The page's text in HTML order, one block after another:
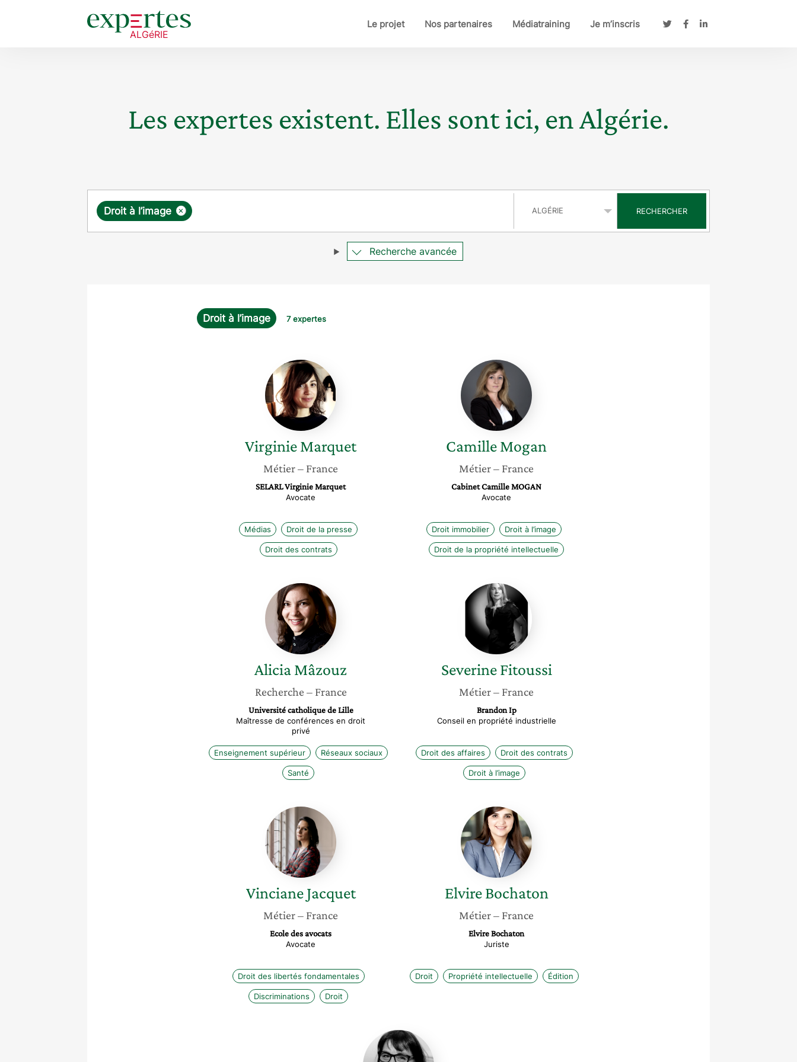
Le projet Nos partenaires Médiatraining Je m’inscris
Les expertes existent. Elles sont ici, en Algérie.
Requête ×
Droit à l’image RECHERCHER
Recherche avancée
Droit à l’image 7 expertes
Virginie
Marquet
VirginieMarquet
Métier– France
SELARL Virginie Marquet
Avocate
Médias Droit de la presse
Droit des contrats
Camille
Mogan
CamilleMogan
Métier– France
Cabinet Camille MOGAN
Avocate
Droit immobilier Droit à l’image
Droit de la propriété intellectuelle
Alicia
Mâzouz
AliciaMâzouz
Recherche – France
Université catholique de Lille
Maîtresse de conférences en droit
privé
Enseignement supérieur Réseaux sociaux
Santé
Severine
Fitoussi
Severine Fitoussi
Métier– France
Brandon Ip
Conseil en propriété industrielle
Droit des affaires Droit des contrats
Droit à l’image
Vinciane
Jacquet
Vinciane Jacquet
Métier– France
Ecole des avocats
Avocate
Droit des libertés fondamentales
Discriminations Droit
Elvire
Bochaton
Elvire Bochaton
Métier– France
Elvire Bochaton
Juriste
Droit Propriété intellectuelle Édition
Sara
Bystrom